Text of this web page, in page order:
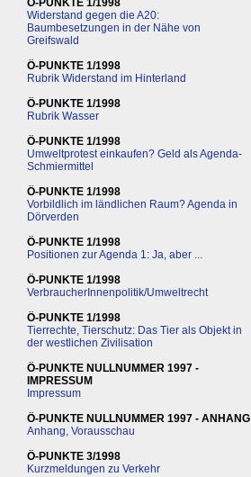
Ö-PUNKTE 1/1998
Widerstand gegen die A20:
Baumbesetzungen in der Nähe von
Greifswald
Ö-PUNKTE 1/1998
Rubrik Widerstand im Hinterland
Ö-PUNKTE 1/1998
Rubrik Wasser
Ö-PUNKTE 1/1998
Umweltprotest einkaufen? Geld als Agenda-
Schmiermittel
Ö-PUNKTE 1/1998
Vorbildlich im ländlichen Raum? Agenda in
Dörverden
Ö-PUNKTE 1/1998
Positionen zur Agenda 1: Ja, aber ...
Ö-PUNKTE 1/1998
VerbraucherInnenpolitik/Umweltrecht
Ö-PUNKTE 1/1998
Tierrechte, Tierschutz: Das Tier als Objekt in
der westlichen Zivilisation
Ö-PUNKTE NULLNUMMER 1997 -
IMPRESSUM
Impressum
Ö-PUNKTE NULLNUMMER 1997 - ANHANG
Anhang, Vorausschau
Ö-PUNKTE 3/1998
Kurzmeldungen zu Verkehr